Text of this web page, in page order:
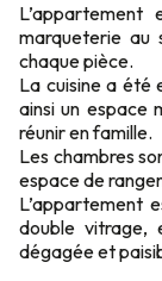
marqueterie au
chaque pièce.
La cuisine a été
ainsi un espace
réunir en famille.
Les chambres
espace de
L’appartement
double vitrage,
dégagée et